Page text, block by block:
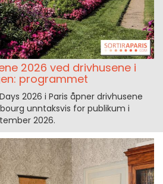
2026 ved drivhusene i
programmet
2026 i Paris åpner drivhusene
unntaksvis for publikum i
2026.